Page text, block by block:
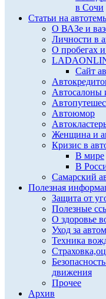
в Сочи
Статьи на
О ВАЗе и
Личности в
О пробегах и
Сайт
Автосалоны
Автоюмор
Женщина и
Кризис в
В мире
В
Самарский
Полезная
Защита от
Полезные
О здоровье
Уход за
Техника
движения
Прочее
Архив